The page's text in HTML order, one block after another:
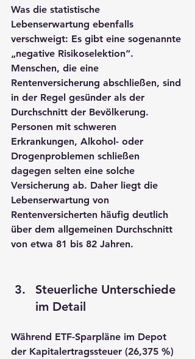
Was die statistische
Lebenserwartung ebenfalls
verschweigt: Es gibt eine sogenannte
„negative Risikoselektion“.
Menschen, die eine
Rentenversicherung abschließen, sind
in der Regel gesünder als der
Durchschnitt der Bevölkerung.
Personen mit schweren
Erkrankungen, Alkohol- oder
Drogenproblemen schließen
dagegen selten eine solche
Versicherung ab. Daher liegt die
Lebenserwartung von
Rentenversicherten häufig deutlich
über dem allgemeinen Durchschnitt
von etwa 81 bis 82 Jahren.
Steuerliche Unterschiede
im Detail
Während ETF-Sparpläne im Depot
der Kapitalertragssteuer (26,375 %)